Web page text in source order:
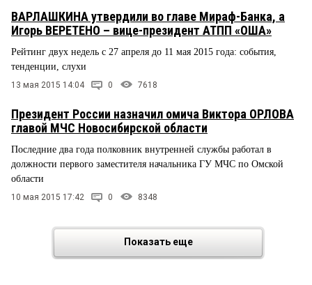
ВАРЛАШКИНА утвердили во главе Мираф-Банка, а
Игорь ВЕРЕТЕНО – вице-президент АТПП «ОША»
Рейтинг двух недель с 27 апреля до 11 мая 2015 года: события,
тенденции, слухи
13 мая 2015 14:04 0 7618
Президент России назначил омича Виктора ОРЛОВА
главой МЧС Новосибирской области
Последние два года полковник внутренней службы работал в
должности первого заместителя начальника ГУ МЧС по Омской
области
10 мая 2015 17:42 0 8348
Показать еще